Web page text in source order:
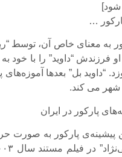
…
به معنای خاص آن، توسط
فرزندش “داوید” را با خود
“داوید بل” بعدها
شهر می کند.
پارکور در ایران
پیشینه‌ی پارکور به صورت